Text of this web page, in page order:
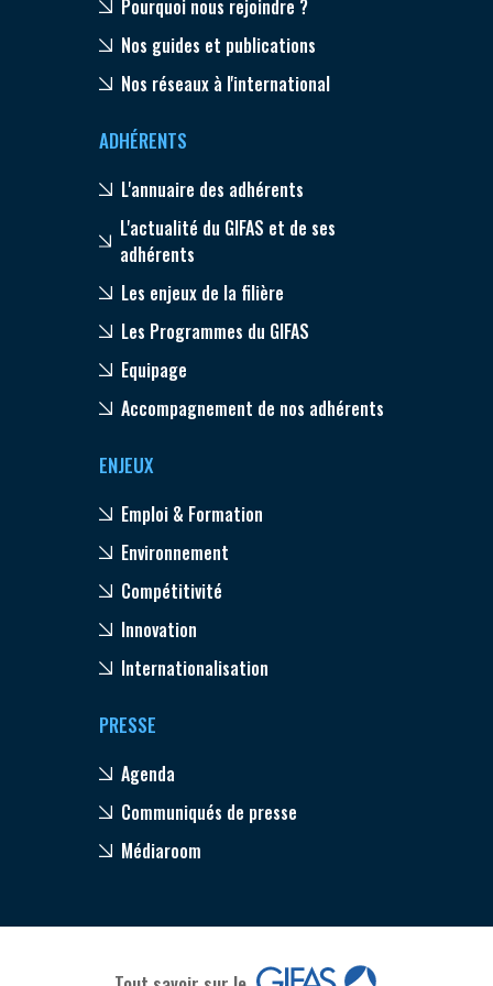
Pourquoi nous rejoindre ?
Nos guides et publications
Nos réseaux à l'international
ADHÉRENTS
L'annuaire des adhérents
L'actualité du GIFAS et de ses
adhérents
Les enjeux de la filière
Les Programmes du GIFAS
Equipage
Accompagnement de nos adhérents
ENJEUX
Emploi & Formation
Environnement
Compétitivité
Innovation
Internationalisation
PRESSE
Agenda
Communiqués de presse
Médiaroom